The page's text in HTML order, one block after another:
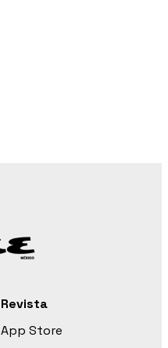
Revista
App Store